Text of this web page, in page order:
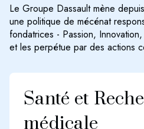
Le Groupe Dassault mène
une politique de mécénat
fondatrices - Passion,
et les perpétue par des actions
Santé et
médicale